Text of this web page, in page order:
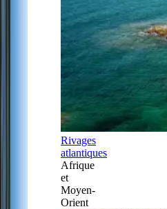
Rivages
atlantiques
Afrique
et
Moyen-
Orient